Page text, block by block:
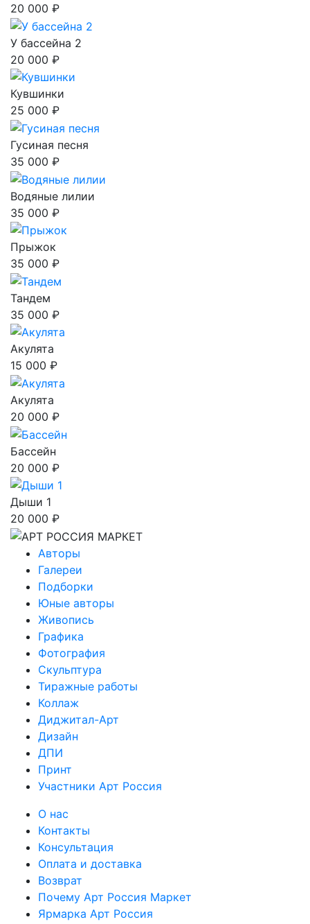
20 000 ₽
У бассейна 2
20 000 ₽
Кувшинки
25 000 ₽
Гусиная песня
35 000 ₽
Водяные лилии
35 000 ₽
Прыжок
35 000 ₽
Тандем
35 000 ₽
Акулята
15 000 ₽
Акулята
20 000 ₽
Бассейн
20 000 ₽
Дыши 1
20 000 ₽
Авторы
Галереи
Подборки
Юные авторы
Живопись
Графика
Фотография
Скульптура
Тиражные работы
Коллаж
Диджитал-Арт
Дизайн
ДПИ
Принт
Участники Арт Россия
О нас
Контакты
Консультация
Оплата и доставка
Возврат
Почему Арт Россия Маркет
Ярмарка Арт Россия